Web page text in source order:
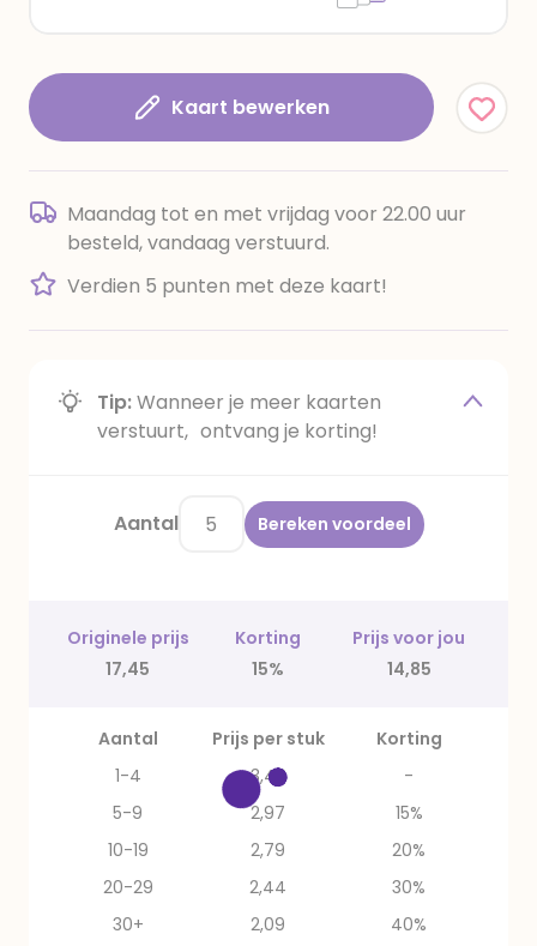
Kaart bewerken
Maandag tot en met vrijdag voor 22.00 uur
besteld, vandaag verstuurd.
Verdien 5 punten met deze kaart!
Tip:Wanneer je meer kaarten
verstuurt, ontvang je korting!
Aantal Bereken voordeel
Originele prijs Korting
Prijs voor jou
17,45
15% 14,85
Aantal Prijs per stuk
Korting
1-4
3,49
-
5-9
2,97
15%
10-19
2,79
20%
20-29
2,44
30%
30+
2,09 40%